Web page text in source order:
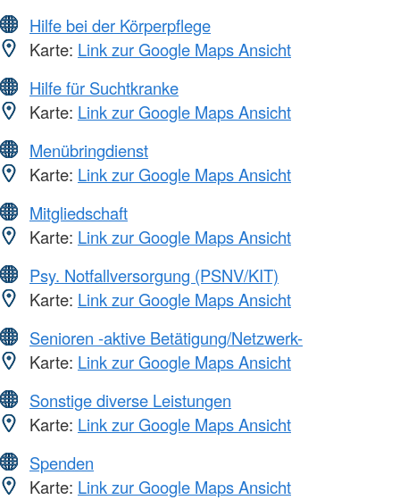
Hilfe bei der Körperpflege
Karte: Link zur Google Maps Ansicht
Hilfe für Suchtkranke
Karte: Link zur Google Maps Ansicht
Menübringdienst
Karte: Link zur Google Maps Ansicht
Mitgliedschaft
Karte: Link zur Google Maps Ansicht
Psy. Notfallversorgung (PSNV/KIT)
Karte: Link zur Google Maps Ansicht
Senioren -aktive Betätigung/Netzwerk-
Karte: Link zur Google Maps Ansicht
Sonstige diverse Leistungen
Karte: Link zur Google Maps Ansicht
Spenden
Karte: Link zur Google Maps Ansicht